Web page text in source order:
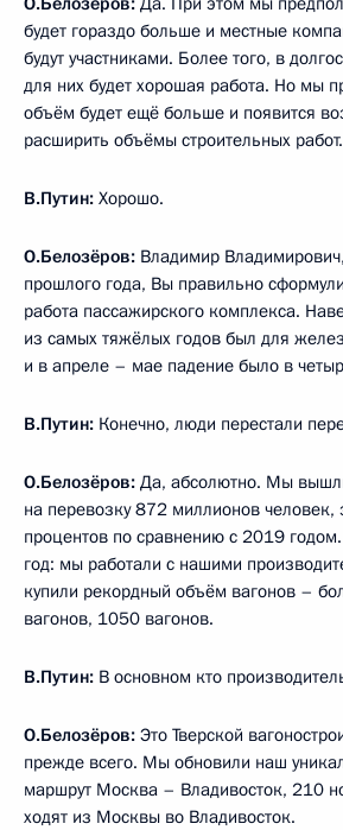
будет гораздо больше и местные
будут участниками. Более того, в
для них будет хорошая работа. Но мы
объём будет ещё больше и появится
расширить объёмы строительных работ.
В.Путин: Хорошо.
О.Белозёров: Владимир
прошлого года, Вы правильно
работа пассажирского комплекса.
из самых тяжёлых годов был для
и в апреле – мае падение было в
В.Путин: Конечно, люди перестали
О.Белозёров: Да, абсолютно. Мы
на перевозку 872 миллионов
процентов по сравнению с 2019
год: мы работали с нашими
купили рекордный объём вагонов –
вагонов, 1050 вагонов.
В.Путин: В основном кто
О.Белозёров: Это Тверской
прежде всего. Мы обновили наш
маршрут Москва – Владивосток, 210
ходят из Москвы во Владивосток.